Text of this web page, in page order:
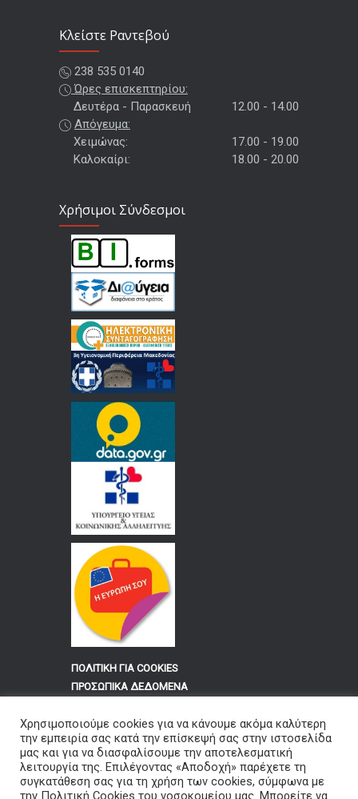
Kλείστε Ραντεβού
238 535 0140
Ώρες επισκεπτηρίου:
Δευτέρα - Παρασκευή
12.00 - 14.00
Απόγευμα:
Χειμώνας:
17.00 - 19.00
Καλοκαίρι:
18.00 - 20.00
Χρήσιμοι Σύνδεσμοι
ΠΟΛΙΤΙΚΗ ΓΙΑ COOKIES
ΠΡΟΣΩΠΙΚΑ ΔΕΔΟΜΕΝΑ
Για τους Υπαλλήλους του
Νοσοκομείου Φλώρινας «ΕΛΕΝΗ Θ.
ΔΗΜΗΤΡΙΟΥ»
Χρησιμοποιούμε cookies για να κάνουμε ακόμα καλύτερη
την εμπειρία σας κατά την επίσκεψή σας στην ιστοσελίδα
μας και για να διασφαλίσουμε την αποτελεσματική
λειτουργία της. Επιλέγοντας «Αποδοχή» παρέχετε τη
συγκατάθεση σας για τη χρήση των cookies, σύμφωνα με
την Πολιτική Cookies του νοσοκομείου μας. Μπορείτε να